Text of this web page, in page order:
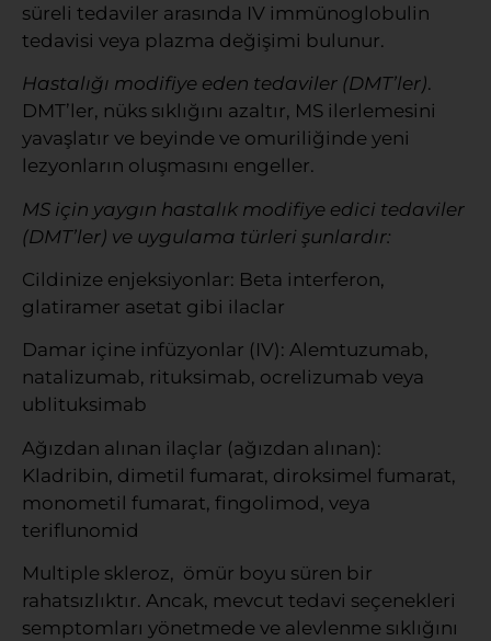
süreli tedaviler arasında IV immünoglobulin
tedavisi veya plazma değişimi bulunur.
Hastalığı modifiye eden tedaviler (DMT’ler).
DMT’ler, nüks sıklığını azaltır, MS ilerlemesini
yavaşlatır ve beyinde ve omuriliğinde yeni
lezyonların oluşmasını engeller.
MS için yaygın hastalık modifiye edici tedaviler
(DMT’ler) ve uygulama türleri şunlardır:
Cildinize enjeksiyonlar: Beta interferon,
glatiramer asetat gibi ilaclar
Damar içine infüzyonlar (IV): Alemtuzumab,
natalizumab, rituksimab, ocrelizumab veya
ublituksimab
Ağızdan alınan ilaçlar (ağızdan alınan):
Kladribin, dimetil fumarat, diroksimel fumarat,
monometil fumarat, fingolimod, veya
teriflunomid
Multiple skleroz, ömür boyu süren bir
rahatsızlıktır. Ancak, mevcut tedavi seçenekleri
semptomları yönetmede ve alevlenme sıklığını